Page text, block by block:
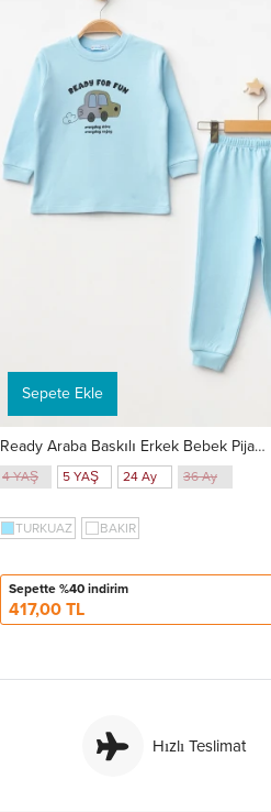
Sepete Ekle
Ready Araba Baskılı Erkek Bebek Pijama Takımı 74172
4 YAŞ
5 YAŞ 24 Ay 36 Ay
TURKUAZ BAKIR
Sepette %40 indirim
417,00 TL
Hızlı Teslimat